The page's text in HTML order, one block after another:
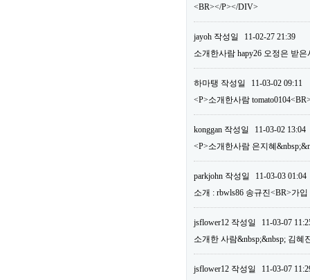
<BR></P></DIV>
jayoh 작성일
11-02-27 21:39
소개한사람 hapy26 오정은 받
하마탱 작성일
11-03-02 09:11
<P>소개한사람
konggan 작성일
11-03-02 13:04
<P>소개한사람 은지혜
parkjohn 작성일
11-03-03 01:04
소개 : rbwls86 송규진<BR>가
jsflower12 작성일
11-03-07
소개한 사람&nbsp;&nbsp; 김혜
jsflower12 작성일
11-03-07